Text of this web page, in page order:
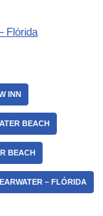
Flórida
INN
BEACH
BEACH
– FLÓRIDA